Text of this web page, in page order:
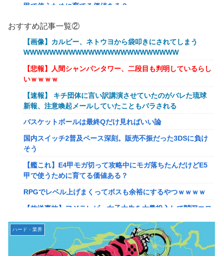
甲で使うために育てる価値ある？
RPGでレベル上げまくってボスも余裕にするやつｗｗｗｗ
【艦これ】でもイベントのたびに思うんだ 空母機動部隊っ
てクソだわ！
【衝撃】葬儀屋「火葬プランはどうなさいますか？」ワイ喪
主「直葬で(即答)」→結果ァw w w w w w w w w w
イーロン・マスク「中国のロボットはデタラメで遠隔操作し
てるだけ」
【画像】このLINEでなんで女が怒ってるのか分かんない奴
はモテない奴確定らしい←お前らは勿論わかるよ
な？？？？？？？
【動画】高校生さん、文化祭でコーヒーカップを作って大盛
りあがり←なんかどっかで見たことあると話題に
【NGS】LG5「レアレンス」シリーズが強すぎると話題に
【アプグレも約束】
【ｗ】長年育てやっと蕾がつき楽しみにしてたら動物の死肉
『ゼルダの伝説』ゼルダ姫とリンクって毎回結ばれずに別の
相手と子孫を残してるって本当…？
おすすめ記事一覧②
【画像】カルビー、ネトウヨから袋叩きにされてしまう
WWWWWWWWWWWWWWWWWWWWWWWW
【悲報】人間シャンパンタワー、二段目も判明しているらし
いｗｗｗｗ
【速報】 キチ団体に言い訳講演させていたのがバレた琉球
新報、注意喚起メールしていたこともバラされる
バスケットボールは最終Qだけ見ればいい論
国内スイッチ2普及ペース深刻。販売不振だった3DSに負け
そう
【艦これ】E4甲モガ切って攻略中にモガ落ちたんだけどE5
甲で使うために育てる価値ある？
RPGでレベル上げまくってボスも余裕にするやつｗｗｗｗ
【放送事故】フジテレビ、女子大生を大量投入して闇深エロ
【悲報】坂口杏里を家に住ませてあげた結果ｗｗｗｗ
【悲報】女性配信者「アスペの検査してみた…みんなこれわ
ハード・業界